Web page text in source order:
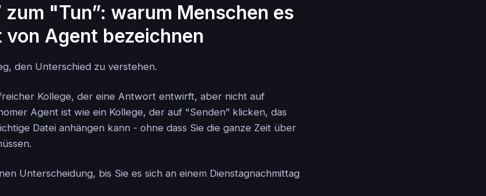
"Tun”: warum Menschen es
von Agent bezeichnen
den Unterschied zu verstehen.
Kollege, der eine Antwort entwirft, aber nicht auf
Agent ist wie ein Kollege, der auf "Senden” klicken, das
Datei anhängen kann - ohne dass Sie die ganze Zeit über
Unterscheidung, bis Sie es sich an einem Dienstagnachmittag